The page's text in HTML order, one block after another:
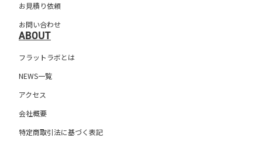
お見積り依頼
お問い合わせ
ABOUT
フラットラボとは
NEWS一覧
アクセス
会社概要
特定商取引法に基づく表記